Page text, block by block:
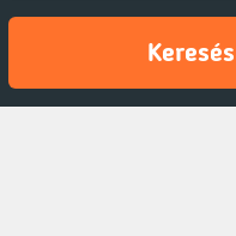
Keresés